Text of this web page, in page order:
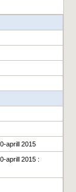
aprill 2015
aprill 2015 :